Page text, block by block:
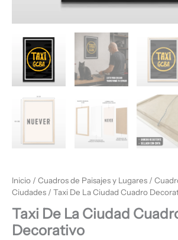
Inicio / Cuadros de Paisajes y Lugares /
Ciudades / Taxi De La Ciudad Cuadro
Taxi De La Ciudad
Decorativo